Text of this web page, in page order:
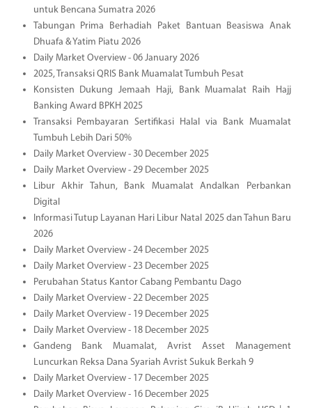
untuk Bencana Sumatra 2026
Tabungan Prima Berhadiah Paket Bantuan Beasiswa Anak
Dhuafa & Yatim Piatu 2026
Daily Market Overview - 06 January 2026
2025, Transaksi QRIS Bank Muamalat Tumbuh Pesat
Konsisten Dukung Jemaah Haji, Bank Muamalat Raih Hajj
Banking Award BPKH 2025
Transaksi Pembayaran Sertifikasi Halal via Bank Muamalat
Tumbuh Lebih Dari 50%
Daily Market Overview - 30 December 2025
Daily Market Overview - 29 December 2025
Libur Akhir Tahun, Bank Muamalat Andalkan Perbankan
Digital
Informasi Tutup Layanan Hari Libur Natal 2025 dan Tahun Baru
2026
Daily Market Overview - 24 December 2025
Daily Market Overview - 23 December 2025
Perubahan Status Kantor Cabang Pembantu Dago
Daily Market Overview - 22 December 2025
Daily Market Overview - 19 December 2025
Daily Market Overview - 18 December 2025
Gandeng Bank Muamalat, Avrist Asset Management
Luncurkan Reksa Dana Syariah Avrist Sukuk Berkah 9
Daily Market Overview - 17 December 2025
Daily Market Overview - 16 December 2025